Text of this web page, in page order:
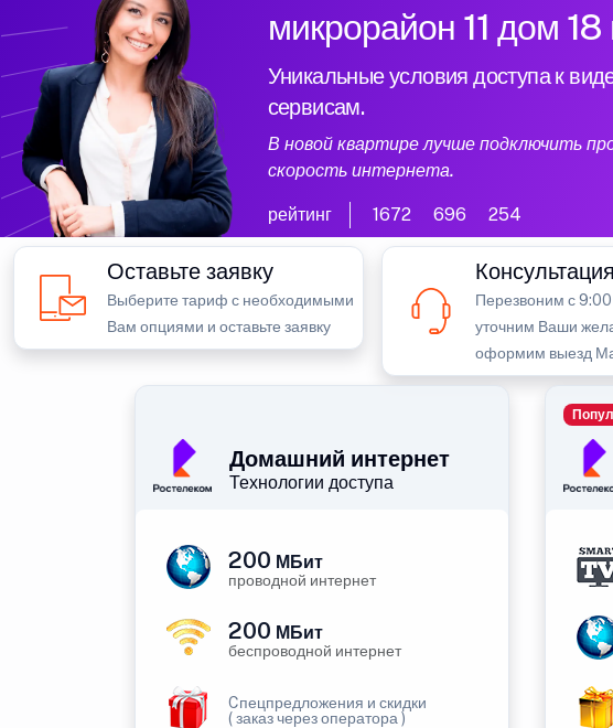
микрорайон 11 дом 18
Уникальные условия доступа к
сервисам.
В новой квартире лучше подключить
скорость интернета.
рейтинг 1672 696 254
Оставьте заявку
Выберите тариф с необходимыми
Вам опциями и оставьте заявку
Консультация
Перезвоним с 9:00
уточним Ваши
оформим выезд
Домашний интернет
Технологии доступа
200 МБит
проводной интернет
200 МБит
беспроводной интернет
Cпецпредложения и скидки
( заказ через оператора )